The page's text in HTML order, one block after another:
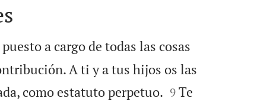
a cargo de todas las cosas
A ti y a tus hijos os las
como estatuto perpetuo.
9 Te